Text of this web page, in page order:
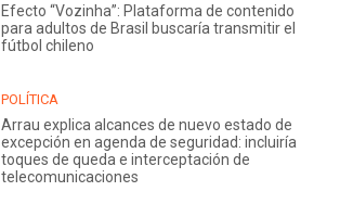
Efecto “Vozinha”: Plataforma de contenido
para adultos de Brasil buscaría transmitir el
fútbol chileno
POLÍTICA
Arrau explica alcances de nuevo estado de
excepción en agenda de seguridad: incluiría
toques de queda e interceptación de
telecomunicaciones